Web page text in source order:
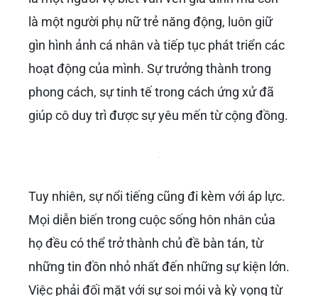
sự hào phóng và những món đồ xa xỉ, cũng
góp phần xây dựng hình ảnh “chồng đại gia”
cho anh và cuộc sống “nhung lụa” cho
. Những hình ảnh về cuộc sống sang
chảnh, những chuyến du lịch đắt đỏ hay
về cặp đôi này. Chính những điều này đã phần
nào giải đáp thắc mắc “Xoài Non là aimà
Xemesis mê đắm” và duy trì sự quan tâm đặc
biệt dành cho họ.